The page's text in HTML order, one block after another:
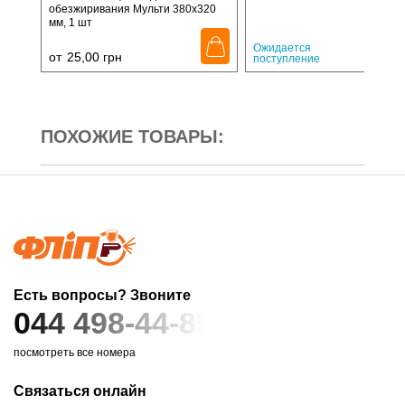
обезжиривания Мульти 380х320
мм, 1 шт
от 25,00 грн
Ожидается
поступление
ПОХОЖИЕ ТОВАРЫ:
Есть вопросы? Звоните
044 498-44-89
посмотреть все номера
Связаться онлайн